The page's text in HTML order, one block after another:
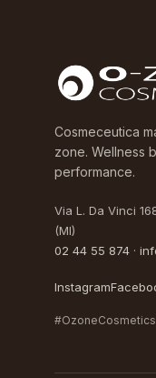
Cosmeceutica
zone. Wellness
performance.
Via L. Da Vinci
(MI)
02 44 55 874 ·
Instagram
#OzoneCosmetics